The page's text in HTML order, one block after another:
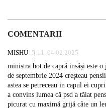
COMENTARII
MISHU15:11, 04.02.2025
ministra bot de capră insăși este
de septembrie 2024 creșteau
astea se petreceau in capul ei
a convins lumea că psd a tăiat
picurat cu maximă grijă câte un